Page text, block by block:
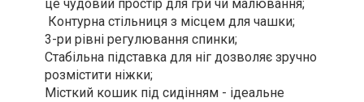
це чудовий простір для гри чи малювання;
Контурна стільниця з місцем для чашки;
3-ри рівні регулювання спинки;
Стабільна підставка для ніг дозволяє зручно
розмістити ніжки;
Місткий кошик під сидінням - ідеальне